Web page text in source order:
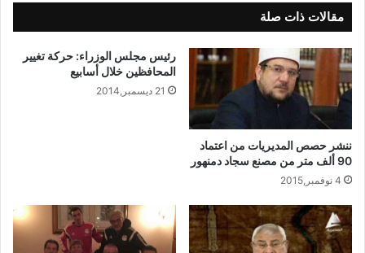
مقالات ذات صلة
ننشر حصص المديريات من اعتماد
90 ألف متر من مصنع سجاد دمنهور
4 نوفمبر,2015
رئيس مجلس الوزراء: حركة تغيير
المحافظين خلال أسابيع
21 ديسمبر,2014